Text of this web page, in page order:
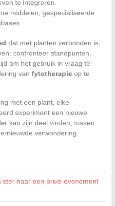
te integreren.
middelen, gespecialiseerde
dat met planten verbonden is,
confronteer standpunten,
om het gebruik in vraag te
van fytotherapieop te
met een plant, elke
experiment een nieuwe
kan zijn deel vinden, tussen
verwondering.
ster naar een privé-evenement